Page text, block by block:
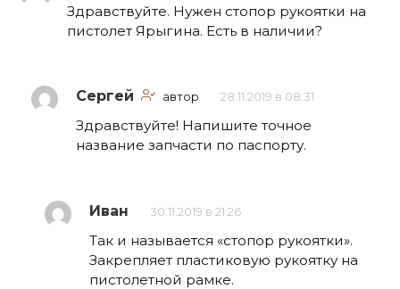
Здравствуйте. Нужен стопор рукоятки на
пистолет Ярыгина. Есть в наличии?
Сергей автор 28.11.2019 в 08:31
Здравствуйте! Напишите точное
название запчасти по паспорту.
Иван 30.11.2019 в 21:26
Так и называется «стопор рукоятки».
Закрепляет пластиковую рукоятку на
пистолетной рамке.